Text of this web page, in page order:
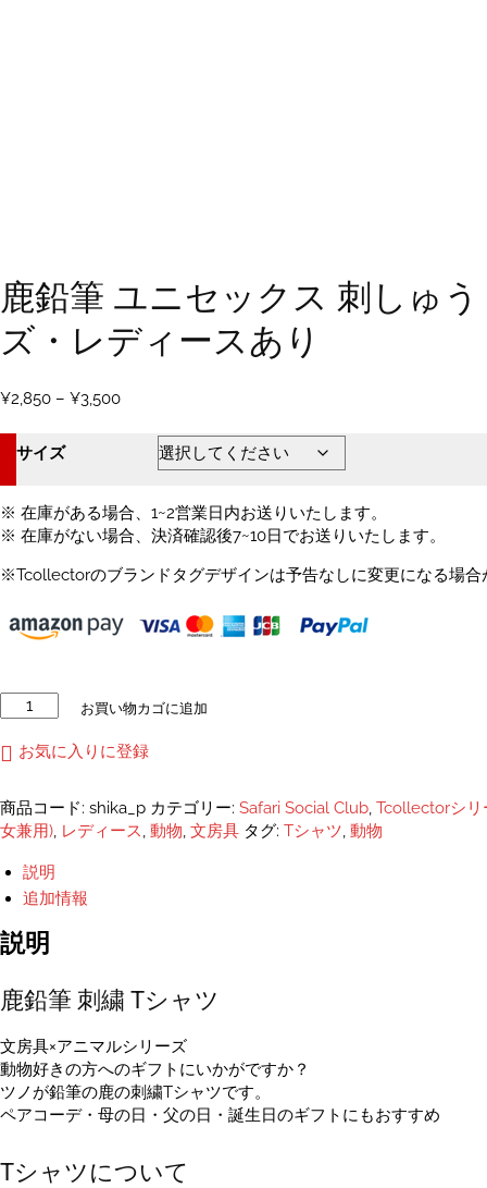
鹿鉛筆 ユニセックス 刺しゅ
ズ・レディースあり
¥2,850 – ¥3,500価
¥2,850
¥3,500
サイズ
※ 在庫がある場合、1~2営業日内お送りいたします。
※ 在庫がない場合、決済確認後7~10日でお送りいたします。
※Tcollectorのブランドタグデザインは予告なしに変更になる場合
鉛
筆
セ
ッ
刺
し
ゅ
T
ャ
ツ
ユ
ニ
ッ
ク
お買い物カゴに追加
お気に入りに登録
商品コード: shika_p カテゴリー: Safari Social Club, Tcollectorシリ
女兼用), レディース, 動物, 文房具 タグ: Tシャツ, 動物
説明
追加情報
説明
鹿鉛筆 刺繍 Tシャツ
文房具×アニマルシリーズ
動物好きの方へのギフトにいかがですか？
ツノが鉛筆の鹿の刺繍Tシャツです。
ペアコーデ・母の日・父の日・誕生日のギフトにもおすすめ
Tシャツについて